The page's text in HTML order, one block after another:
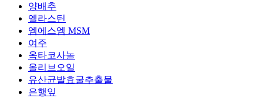
양배추
엘라스틴
엠에스엠 MSM
여주
옥타코사놀
올리브오일
유산균발효굴추출물
은행잎